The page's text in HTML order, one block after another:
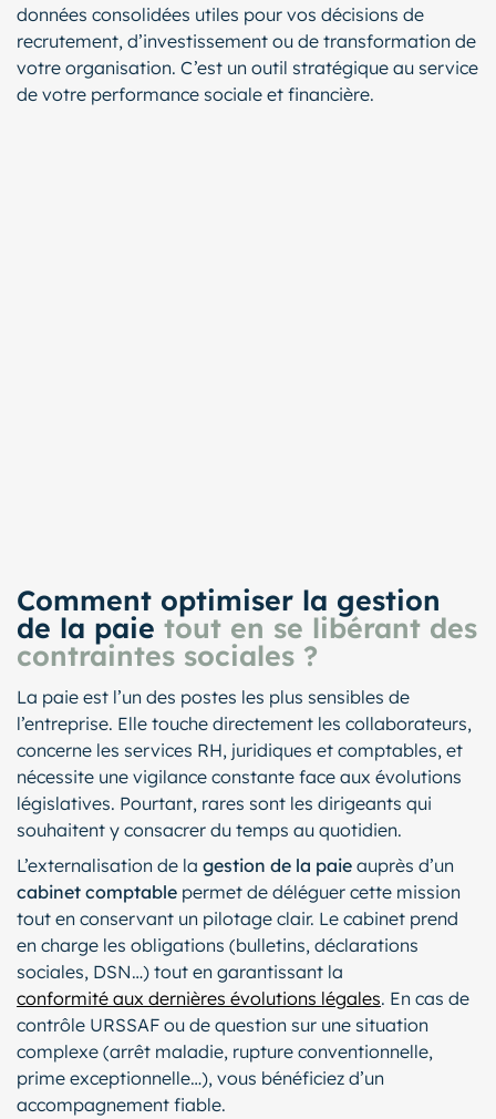
données consolidées utiles pour vos décisions de
recrutement, d’investissement ou de transformation de
votre organisation. C’est un outil stratégique au service
de votre performance sociale et financière.
Comment optimiser la gestion
de la paie tout en se libérant des
contraintes sociales ?
La paie est l’un des postes les plus sensibles de
l’entreprise. Elle touche directement les collaborateurs,
concerne les services RH, juridiques et comptables, et
nécessite une vigilance constante face aux évolutions
législatives. Pourtant, rares sont les dirigeants qui
souhaitent y consacrer du temps au quotidien.
L’externalisation de la gestion de la paie auprès d’un
cabinet comptable permet de déléguer cette mission
tout en conservant un pilotage clair. Le cabinet prend
en charge les obligations (bulletins, déclarations
sociales, DSN…) tout en garantissant la
conformité aux dernières évolutions légales. En cas de
contrôle URSSAF ou de question sur une situation
complexe (arrêt maladie, rupture conventionnelle,
prime exceptionnelle…), vous bénéficiez d’un
accompagnement fiable.